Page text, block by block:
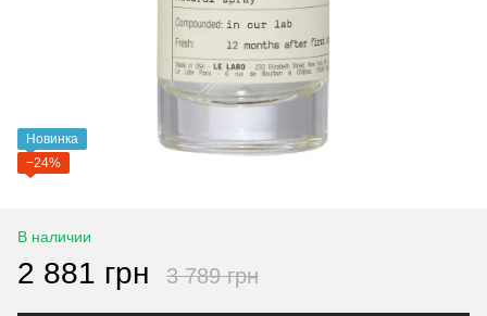
Новинка
−24%
В наличии
2 881 грн 3 789 грн